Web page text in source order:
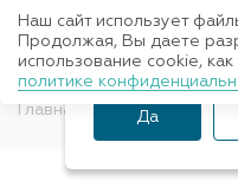
Главная Оправы для
Ваш город
Петербург?
Да
Наш сайт использует
Продолжая, Вы даете
использование cookie,
политике